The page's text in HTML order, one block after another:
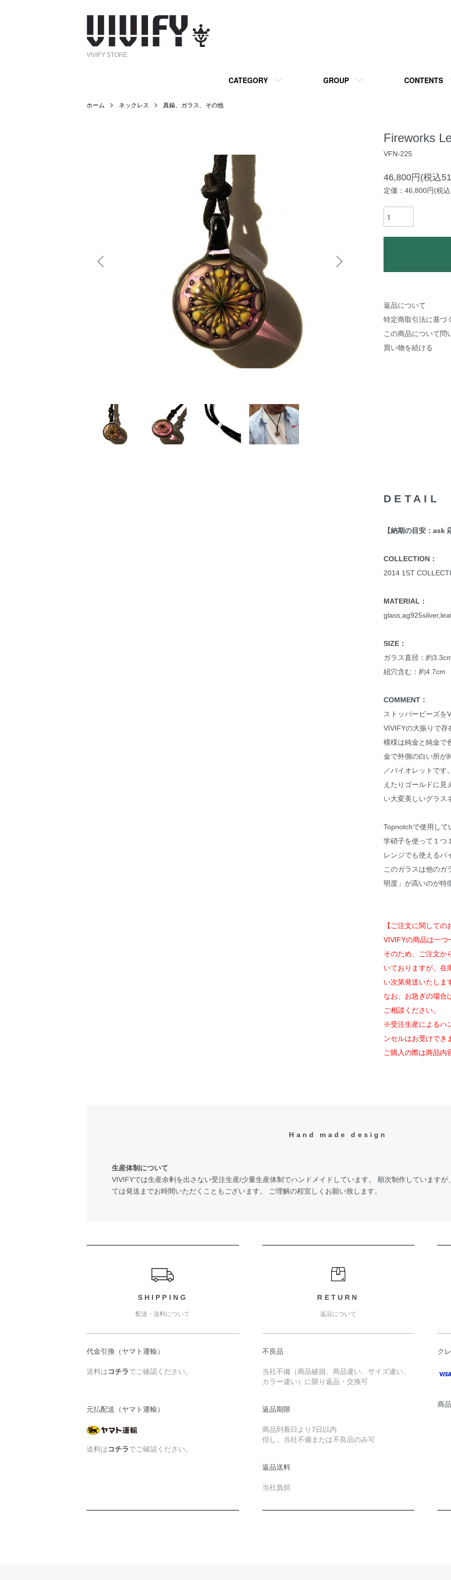
VIVIFY STORE
CATEGORY GROUP CONTENTS
ホーム ネックレス 真鍮、ガラス、その他
Fireworks
VFN-225
46,800円(税込
定価：46,800円(税
返品について
特定商取引法に基づ
この商品について問
買い物を続ける
DETAIL
【納期の目安：ask
COLLECTION：
2014 1ST
MATERIAL：
SIZE：
ガラス直径：約
紐穴含む：約4.7cm
COMMENT：
ストッパービーズを
VIVIFYの大振りで存
模様は純金と純金で
金で外側の白い所が
／バイオレットです
えたりゴールドに見
い大変美しいグラス
Topnotchで使用して
学硝子を使って１つ
レンジでも使えるパ
このガラスは他のガ
明度」が高いのが特
【ご注文に関しての
VIVIFYの商品は一つ
そのため、ご注文か
いておりますが、在
い次第発送いたしま
なお、お急ぎの場合
ご相談ください。
※受注生産によるハ
ンセルはお受けでき
ご購入の際は商品内
Hand made design
生産体制について
VIVIFYでは生産余剰を出さない受注生産/少量生産体制でハンドメイドしています。 順次制作しています
ては発送までお時間いただくこともございます。 ご理解の程宜しくお願い致します。
SHIPPING
配送・送料について
代金引換（ヤマト運輸）
送料はコチラでご確認ください。
元払配送（ヤマト運輸）
送料はコチラでご確認ください。
RETURN
返品について
不良品
当社不備（商品破損、商品違い、サイズ違い、
カラー違い）に限り返品・交換可
返品期限
商品到着日より7日以内
但し、当社不備または不良品のみ可
返品送料
当社負担
ク
商